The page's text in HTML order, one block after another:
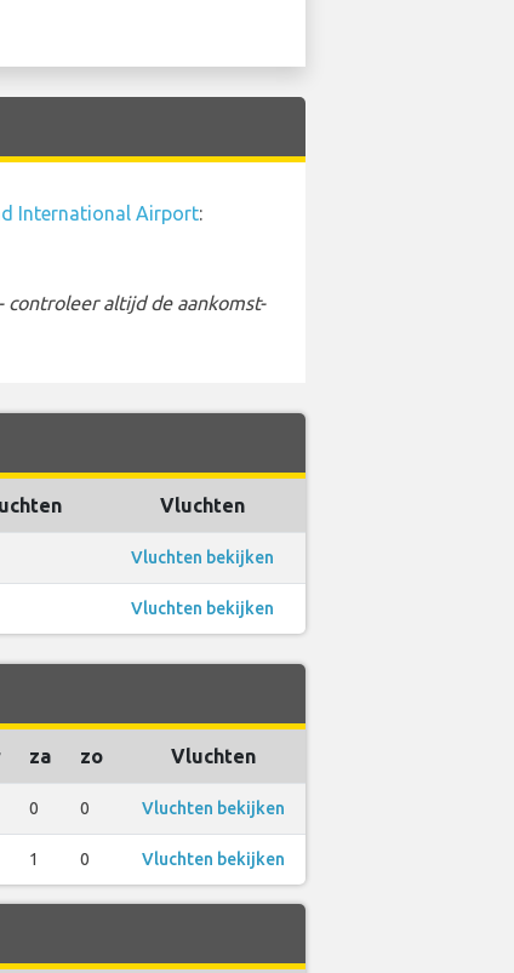
International Airport:
controleer altijd de aankomst-
Vluchten
Vluchten bekijken
Vluchten bekijken
za zo Vluchten
0 0 Vluchten bekijken
1 0 Vluchten bekijken